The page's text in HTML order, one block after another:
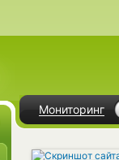
Мониторинг